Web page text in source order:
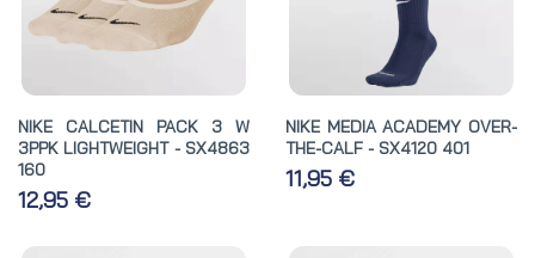
NIKE CALCETIN PACK 3 W
3PPK LIGHTWEIGHT - SX4863
160
12,95 €
NIKE MEDIA ACADEMY OVER-
THE-CALF - SX4120 401
11,95 €